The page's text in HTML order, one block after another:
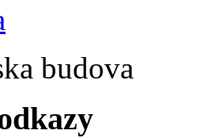
budova